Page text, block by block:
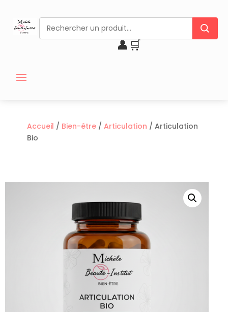
👤 🛒
Accueil / Bien-être/ Articulation / Articulation
Bio